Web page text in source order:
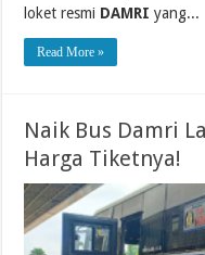
loket resmi DAMRI yang...
Read More »
Naik Bus Damri
Harga Tiketnya!